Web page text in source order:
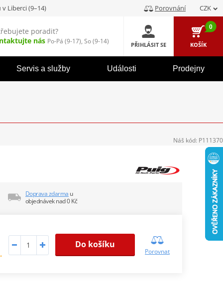
v Liberci (9–14) Porovnání CZK
poradit?
nás Po-Pá (9-17), So (9-14) PŘIHLÁSIT SE
0
KOŠÍK
Servis a služby Události Prodejny
Doprava zdarma u
objednávek nad 0 Kč
Do košíku
Porovnat
Náš kód: P111370